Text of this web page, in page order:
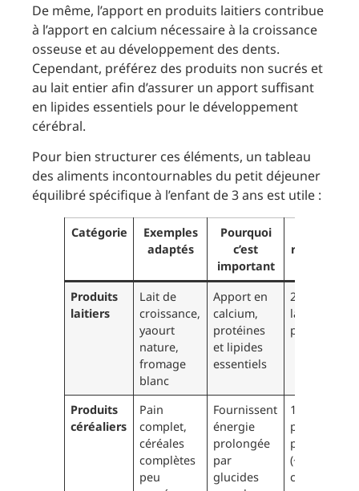
De même, l’apport en produits laitiers contribue
à l’apport en calcium nécessaire à la croissance
osseuse et au développement des dents.
Cependant, préférez des produits non sucrés et
au lait entier afin d’assurer un apport suffisant
en lipides essentiels pour le développement
cérébral.
Pour bien structurer ces éléments, un tableau
des aliments incontournables du petit déjeuner
équilibré spécifique à l’enfant de 3 ans est utile :
Catégorie
Exemples
adaptés
Pourquoi
c’est
important
Produits
laitiers
Lait de
croissance,
yaourt
nature,
fromage
blanc
Apport en
calcium,
protéines
et lipides
essentiels
240-270 mL
lait ou un
pot de
Produits
céréaliers
Pain
complet,
céréales
complètes
peu
Fournissent
énergie
prolongée
par
glucides
1 tranche de
pain ou une
petite
(~30 g) de
céréales